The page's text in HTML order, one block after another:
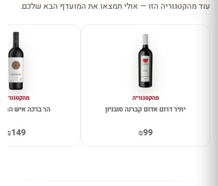
עוד מהקטגוריה הזו — אולי תמצאו את המועדף הבא שלכם.
מהקטגוריה
יתיר דרום אדום קברנה סובניון
₪99
מהקטגוריה
הר ברכה איש
₪149